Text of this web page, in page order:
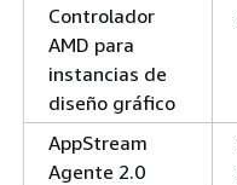
Controlador
AMD para
instancias de
diseño gráfico
AppStream
Agente 2.0